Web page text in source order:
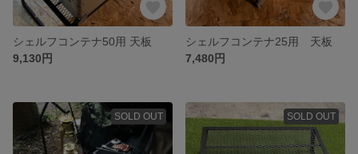
シェルフコンテナ50用 天板
9,130円
シェルフコンテナ25用 天板
7,480円
SOLD OUT SOLD OUT